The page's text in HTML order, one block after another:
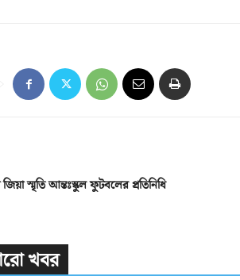
স্মৃতি আন্তঃস্কুল ফুটবলের প্রতিনিধি
খবর